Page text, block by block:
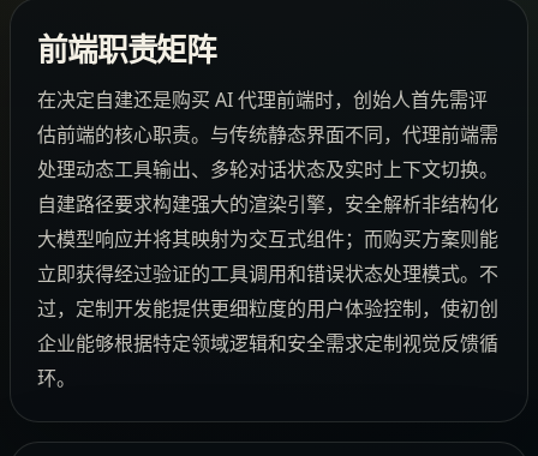
前端职责矩阵
在决定自建还是购买 AI 代理前端时，创始人首先需评
估前端的核心职责。与传统静态界面不同，代理前端需
处理动态工具输出、多轮对话状态及实时上下文切换。
自建路径要求构建强大的渲染引擎，安全解析非结构化
大模型响应并将其映射为交互式组件；而购买方案则能
立即获得经过验证的工具调用和错误状态处理模式。不
过，定制开发能提供更细粒度的用户体验控制，使初创
企业能够根据特定领域逻辑和安全需求定制视觉反馈循
环。